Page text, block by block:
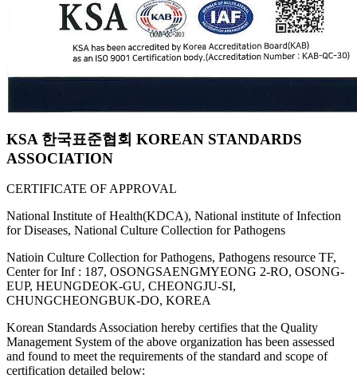
KSA 한국표준협회 KOREAN STANDARDS
ASSOCIATION
CERTIFICATE OF APPROVAL
National Institute of Health(KDCA), National institute of Infection
for Diseases, National Culture Collection for Pathogens
Natioin Culture Collection for Pathogens, Pathogens resource TF,
Center for Inf : 187, OSONGSAENGMYEONG 2-RO, OSONG-
EUP, HEUNGDEOK-GU, CHEONGJU-SI,
CHUNGCHEONGBUK-DO, KOREA
Korean Standards Association hereby certifies that the Quality
Management System of the above organization has been assessed
and found to meet the requirements of the standard and scope of
certification detailed below: